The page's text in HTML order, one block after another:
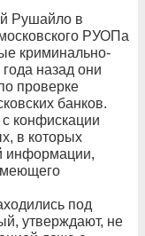
Рушайло в
РУОПа
криминально-
назад они
проверке
банков.
конфискации
в которых
информации,
под
утверждают, не